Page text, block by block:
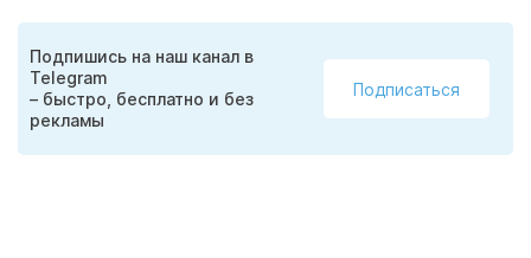
Подпишись на наш канал в
Telegram
– быстро, бесплатно и без
рекламы
Подписаться